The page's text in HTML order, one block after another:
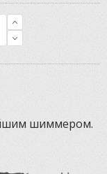
шиммером.